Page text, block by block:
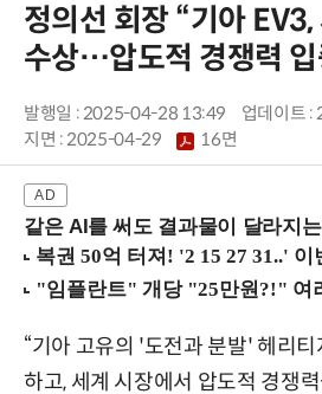
정의선 회장 “기아
수상…압도적 경쟁력 입
발행일 : 2025-04-28 13:49
업데이트
지면 :2025-04-29 16면
같은 AI를 써도 결과물이 달라지는
“기아 고유의 '도전과 분발' 헤리
하고, 세계 시장에서 압도적 경쟁